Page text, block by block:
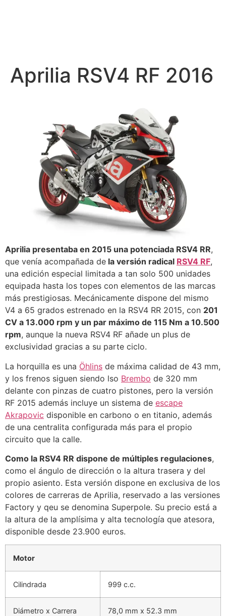
Aprilia RSV4 RF 2016
Aprilia presentaba en 2015 una potenciada RSV4 RR,
que venía acompañada de la versión radical RSV4 RF,
una edición especial limitada a tan solo 500 unidades
equipada hasta los topes con elementos de las marcas
más prestigiosas. Mecánicamente dispone del mismo
V4 a 65 grados estrenado en la RSV4 RR 2015, con 201
CV a 13.000 rpm y un par máximo de 115 Nm a 10.500
rpm, aunque la nueva RSV4 RF añade un plus de
exclusividad gracias a su parte ciclo.
La horquilla es una Öhlins de máxima calidad de 43 mm,
y los frenos siguen siendo lso Brembo de 320 mm
delante con pinzas de cuatro pistones, pero la versión
RF 2015 además incluye un sistema de escape
Akrapovic disponible en carbono o en titanio, además
de una centralita configurada más para el propio
circuito que la calle.
Como la RSV4 RR dispone de múltiples regulaciones,
como el ángulo de dirección o la altura trasera y del
propio asiento. Esta versión dispone en exclusiva de los
colores de carreras de Aprilia, reservado a las versiones
Factory y qeu se denomina Superpole. Su precio está a
la altura de la amplísima y alta tecnología que atesora,
disponible desde 23.900 euros.
Motor
Cilindrada 999 c.c.
Diámetro x Carrera 78,0 mm x 52.3 mm